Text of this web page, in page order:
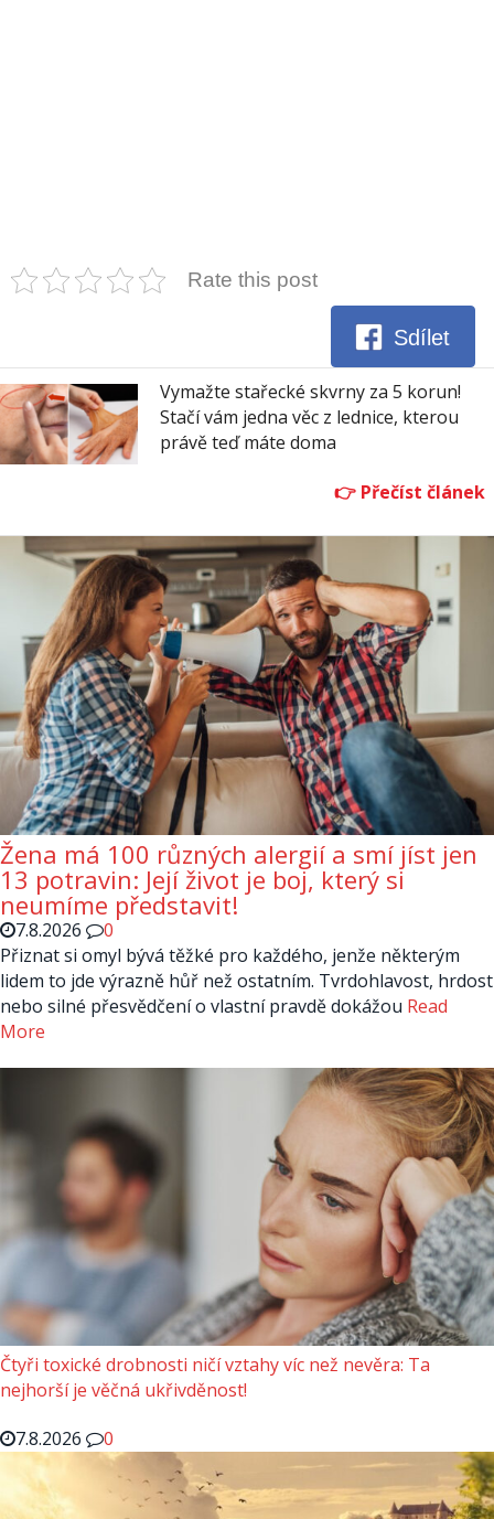
Rate this post
Sdílet
Vymažte stařecké skvrny za 5 korun!
Stačí vám jedna věc z lednice, kterou
právě teď máte doma
Žena má 100 různých alergií a smí jíst jen
13 potravin: Její život je boj, který si
neumíme představit!
7.8.2026
0
Přiznat si omyl bývá těžké pro každého, jenže některým
lidem to jde výrazně hůř než ostatním. Tvrdohlavost, hrdost
nebo silné přesvědčení o vlastní pravdě dokážou Read
More
Čtyři toxické drobnosti ničí vztahy víc než nevěra: Ta
nejhorší je věčná ukřivděnost!
7.8.2026
0